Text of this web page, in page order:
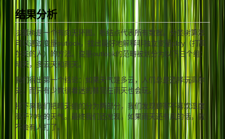
结果分析
决策树是一个有向无环图。根结点代表所有数据。分类树算法
可以通过变量outlook，找出最好地解释非独立变量play（打高
尔夫的人）的方法。变量outlook的范畴被划分为以下三个组：
晴天，多云天和雨天。
我们得出第一个结论：如果天气是多云，人们总是选择玩高尔
夫，而只有少数很着迷的甚至在雨天也会玩。
接下来我们把晴天组的分为两部分，我们发现顾客不喜欢湿度
高于70%的天气。最终我们还发现，如果雨天还有风的话，就
不会有人打了。